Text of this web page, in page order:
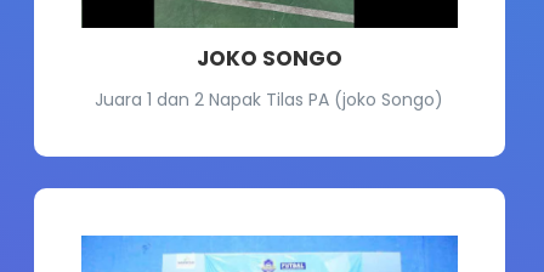
JOKO SONGO
Juara 1 dan 2 Napak Tilas PA (joko Songo)